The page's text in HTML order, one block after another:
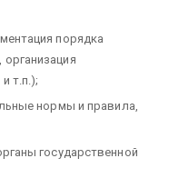
порядка
т.п.);
нормы и правила,
государственной